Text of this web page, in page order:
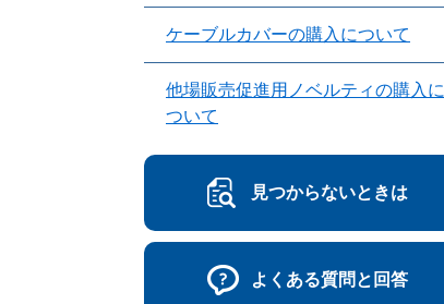
ケーブルカバーの購入について
他場販売促進用ノベルティの購入に
ついて
見つからないときは
よくある質問と回答